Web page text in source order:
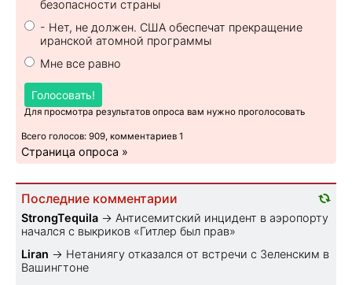
безопасности страны
- Нет, не должен. США обеспечат прекращение
иранской атомной программы
Мне все равно
Голосовать!
Для просмотра результатов опроса вам нужно проголосовать
Всего голосов: 909, комментариев 1
Страница опроса »
Последние комментарии
StrongTequila → Антисемитский инцидент в аэропорту
начался с выкриков «Гитлер был прав»
Liran → Нетаниягу отказался от встречи с Зеленским в
Вашингтоне